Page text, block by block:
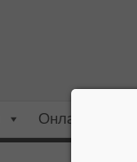
Онлайн